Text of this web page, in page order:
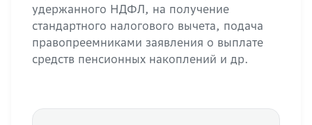
удержанного НДФЛ, на получение
стандартного налогового вычета, подача
правопреемниками заявления о выплате
средств пенсионных накоплений и др.